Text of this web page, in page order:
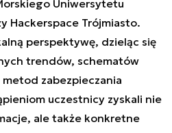
Uniwersytetu
Hackerspace Trójmiasto.
perspektywę, dzieląc się
trendów, schematów
zabezpieczania
uczestnicy zyskali nie
ale także konkretne